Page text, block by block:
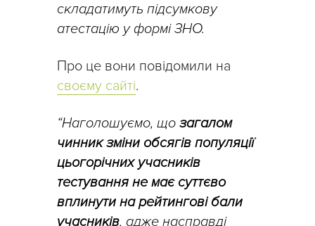
складатимуть підсумкову
атестацію у формі ЗНО.
Про це вони повідомили на
своєму сайті.
“Наголошуємо, що загалом
чинник зміни обсягів популяції
цьогорічних учасників
тестування не має суттєво
вплинути на рейтингові бали
учасників, адже насправді